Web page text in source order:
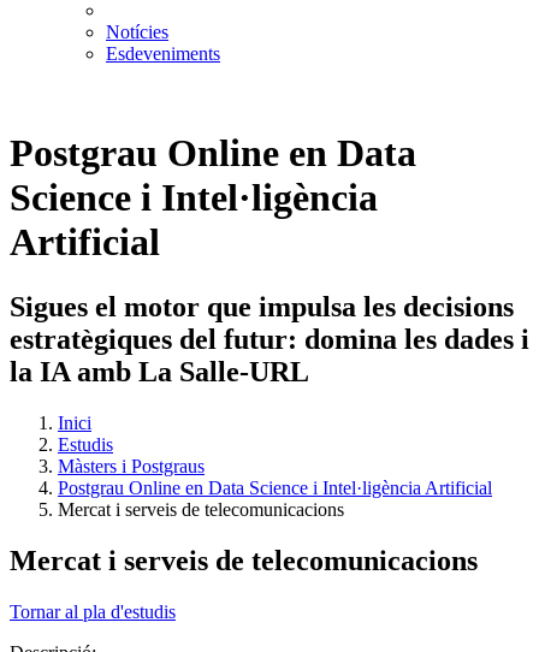
Notícies
Esdeveniments
Postgrau Online en Data
Science i Intel·ligència
Artificial
Sigues el motor que impulsa les decisions
estratègiques del futur: domina les dades i
la IA amb La Salle-URL
Inici
Estudis
Màsters i Postgraus
Postgrau Online en Data Science i Intel·ligència Artificial
Mercat i serveis de telecomunicacions
Mercat i serveis de telecomunicacions
Tornar al pla d'estudis